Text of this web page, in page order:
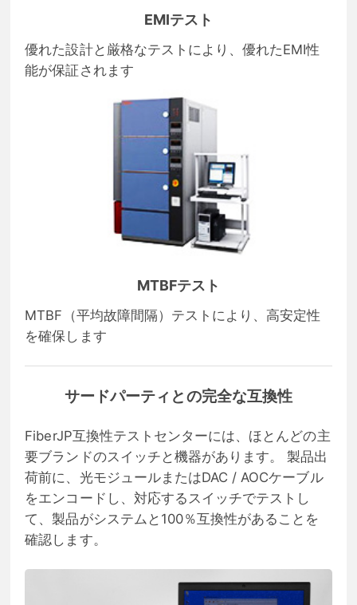
EMIテスト
優れた設計と厳格なテストにより、優れたEMI性
能が保証されます
MTBFテスト
MTBF（平均故障間隔）テストにより、高安定性
を確保します
サードパーティとの完全な互換性
FiberJP互換性テストセンターには、ほとんどの主
要ブランドのスイッチと機器があります。 製品出
荷前に、光モジュールまたはDAC / AOCケーブル
をエンコードし、対応するスイッチでテストし
て、製品がシステムと100％互換性があることを
確認します。